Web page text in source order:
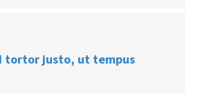
tortor justo, ut tempus